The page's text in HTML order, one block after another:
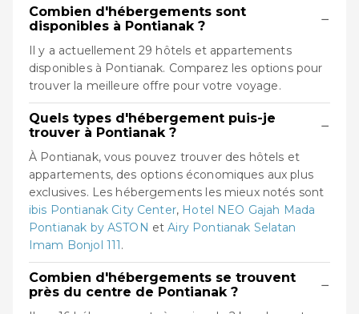
Combien d'hébergements sont
disponibles à Pontianak ?
−
Il y a actuellement 29 hôtels et appartements
disponibles à Pontianak. Comparez les options pour
trouver la meilleure offre pour votre voyage.
Quels types d'hébergement puis-je
trouver à Pontianak ?
−
À Pontianak, vous pouvez trouver des hôtels et
appartements, des options économiques aux plus
exclusives. Les hébergements les mieux notés sont
ibis Pontianak City Center, Hotel NEO Gajah Mada
Pontianak by ASTON etAiry Pontianak Selatan
Imam Bonjol 111.
Combien d'hébergements se trouvent
près du centre de Pontianak ?
−